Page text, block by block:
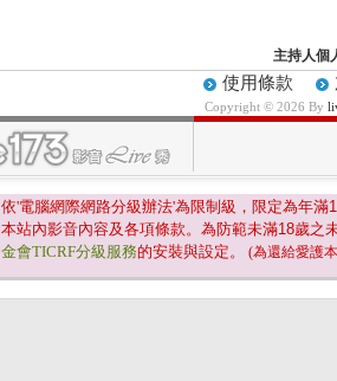
主持人個
使用條款
Copyright © 2026 By
依'電腦網際網路分級辦法'為限制級，限定為年滿
本站內影音內容及各項條款。為防範未滿18歲之
金會TICRF分級服務的安裝與設定。 (為還給愛護